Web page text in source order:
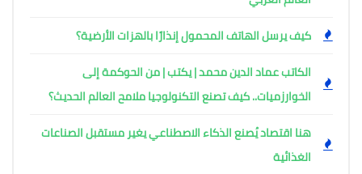
كيف يرسل الهاتف المحمول إنذارًا بالهزات الأرضية؟
الكاتب عماد الدين محمد | يكتب | من الحوكمة إلى
الخوارزميات.. كيف تصنع التكنولوجيا ملامح العالم الحديث؟
هنا اقتصاد يُصنع الذكاء الاصطناعي يغير مستقبل الصناعات
الغذائية